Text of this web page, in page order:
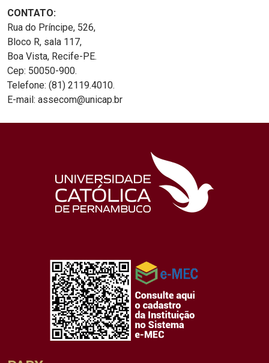
CONTATO:
Rua do Príncipe, 526,
Bloco R, sala 117,
Boa Vista, Recife-PE.
Cep: 50050-900.
Telefone: (81) 2119.4010.
E-mail: assecom@unicap.br